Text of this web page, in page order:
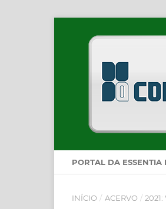
PORTAL DA ESSENTIA
INÍCIO / ACERVO /